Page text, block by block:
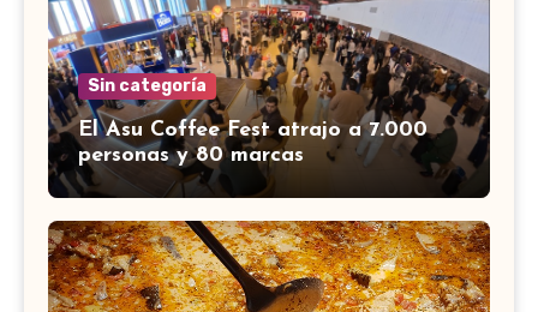
Sin categoría
El Asu Coffee Fest atrajo a 7.000
personas y 80 marcas